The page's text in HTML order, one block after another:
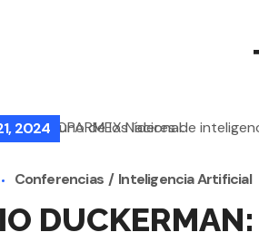
2024
Conferencias Inteligencia Artificial